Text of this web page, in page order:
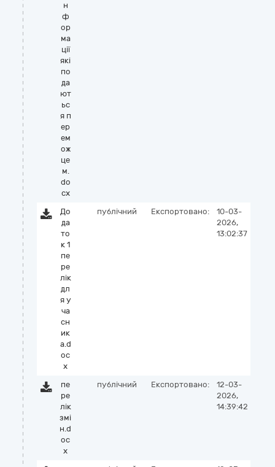
н
ф
ор
ма
ції
які
по
да
ют
ьс
я п
ер
ем
ож
це
м.
do
cx
До
да
то
к 1
пе
ре
лік
дл
я у
ча
сн
ик
а.d
oc
x
публічний Експортовано:
10-03-
2026,
13:02:37
пе
ре
лік
змі
н.d
oc
x
публічний Експортовано:
12-03-
2026,
14:39:42